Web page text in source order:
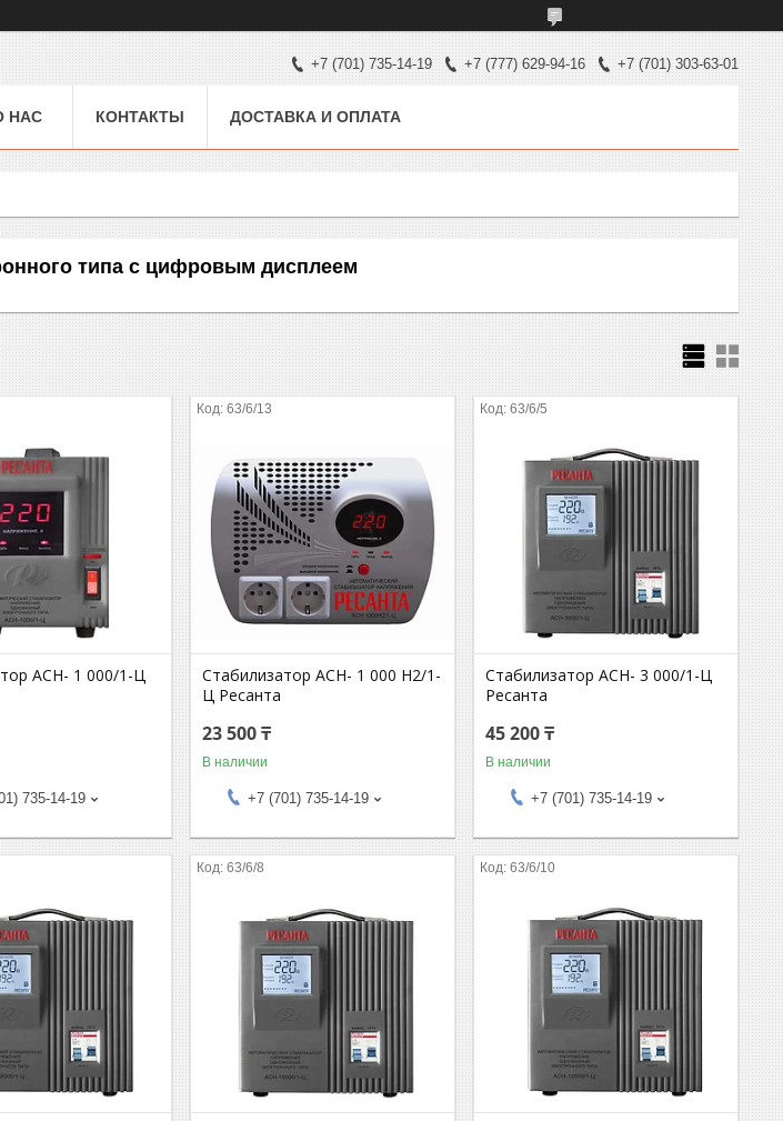
+7 (701) 735-14-19 +7 (777) 629-94-16 +7 (701) 303-63-01
НАС КОНТАКТЫ ДОСТАВКА И ОПЛАТА
типа с цифровым дисплеем
АСН- 1 000/1-Ц
735-14-19
63/6/13
Стабилизатор АСН- 1 000 Н2/1-
Ц Ресанта
23 500 ₸
В наличии
+7 (701) 735-14-19
63/6/5
Стабилизатор АСН- 3 000/1-Ц
Ресанта
45 200 ₸
В наличии
+7 (701) 735-14-19
63/6/8 63/6/10